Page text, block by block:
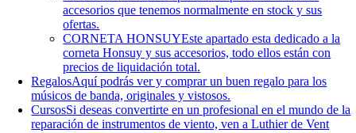
accesorios que tenemos normalmente en stock y sus
ofertas.
CORNETA HONSUYEste apartado esta dedicado a la
corneta Honsuy y sus accesorios, todo ellos están con
precios de liquidación total.
RegalosAquí podrás ver y comprar un buen regalo para los
músicos de banda, originales y vistosos.
CursosSi deseas convertirte en un profesional en el mundo de la
reparación de instrumentos de viento, ven a Luthier de Vent